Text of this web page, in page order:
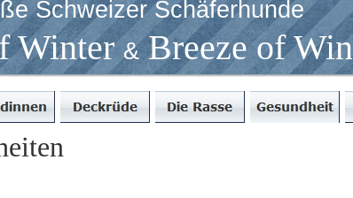
Schweizer Schäferhunde
Winter&Breeze of